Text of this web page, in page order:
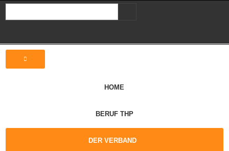
HOME
BERUF THP
DER VERBAND